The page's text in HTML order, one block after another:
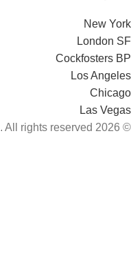
New York
London SF
Cockfosters BP
Los Angeles
Chicago
Las Vegas
© 2026
. All rights reserved